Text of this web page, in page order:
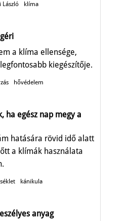
László klíma
a klíma ellensége,
kiegészítője.
hővédelem
ha egész nap megy a
hatására rövid idő alatt
a klímák használata
kánikula
anyag